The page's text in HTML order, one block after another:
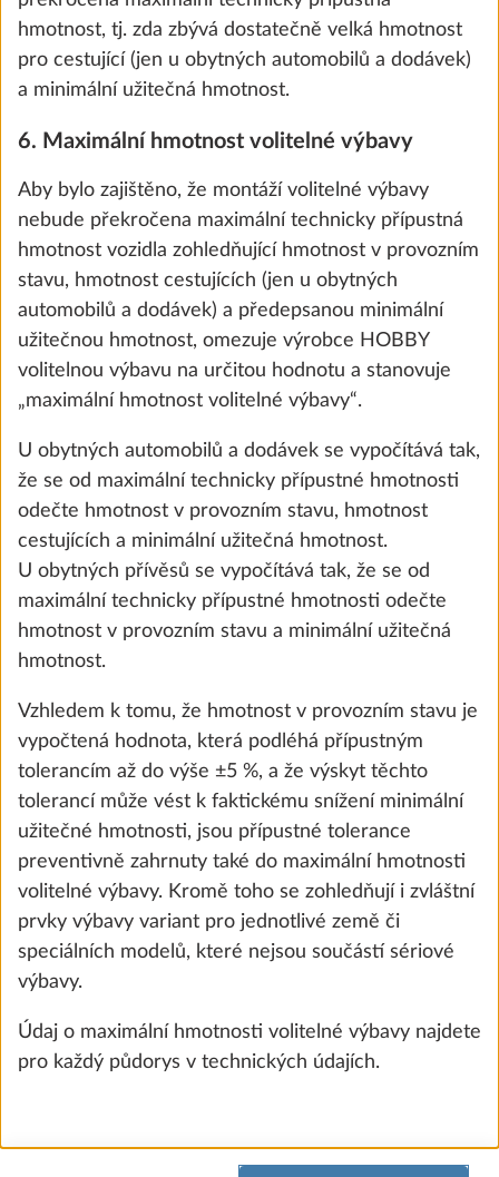
5 700 Kč
Přidat
Přípojka pro přívod vody z vodovodního
řadu
Další
0,5 kg
Přidat
Vodní čerpadlo s přídavným spínačem
Přidat
hmotnost, tj. zda zbývá dostatečně velká hmotnost
pro cestující (jen u obytných automobilů a dodávek)
a minimální užitečná hmotnost.
6. Maximální hmotnost volitelné výbavy
Aby bylo zajištěno, že montáží volitelné výbavy
nebude překročena maximální technicky přípustná
hmotnost vozidla zohledňující hmotnost v provozním
stavu, hmotnost cestujících (jen u obytných
automobilů a dodávek) a předepsanou minimální
užitečnou hmotnost, omezuje výrobce HOBBY
volitelnou výbavu na určitou hodnotu a stanovuje
„maximální hmotnost volitelné výbavy“.
U obytných automobilů a dodávek se vypočítává tak,
že se od maximální technicky přípustné hmotnosti
odečte hmotnost v provozním stavu, hmotnost
cestujících a minimální užitečná hmotnost.
U obytných přívěsů se vypočítává tak, že se od
maximální technicky přípustné hmotnosti odečte
hmotnost v provozním stavu a minimální užitečná
hmotnost.
Vzhledem k tomu, že hmotnost v provozním stavu je
vypočtená hodnota, která podléhá přípustným
tolerancím až do výše ±5 %, a že výskyt těchto
tolerancí může vést k faktickému snížení minimální
užitečné hmotnosti, jsou přípustné tolerance
preventivně zahrnuty také do maximální hmotnosti
volitelné výbavy. Kromě toho se zohledňují i zvláštní
prvky výbavy variant pro jednotlivé země či
speciálních modelů, které nejsou součástí sériové
výbavy.
Údaj o maximální hmotnosti volitelné výbavy najdete
pro každý půdorys v technických údajích.